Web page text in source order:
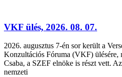
VKF ülés, 2026. 08. 07.
2026. augusztus 7-én sor került a
Konzultációs Fóruma (VKF) ülésére,
Csaba, a SZEF elnöke is részt vett.
nemzeti